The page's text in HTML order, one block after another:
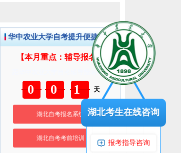
华中农业大学自考提升便捷服务
【本月重点：辅导报名】
距华中农业大学自考辅导报名截止
001天
湖北自考报名系统
湖北自考考前培训
湖北考生在线咨询
报考指导咨询